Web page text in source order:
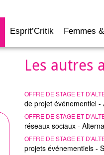
Esprit’Critik Femmes
Les autres
OFFRE DE STAGE ET
de projet événementiel -
OFFRE DE STAGE ET
réseaux sociaux -
OFFRE DE STAGE ET
projets événementiels -